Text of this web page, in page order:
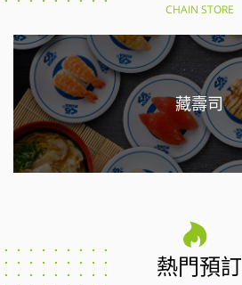
CHAIN STORE
藏壽司
熱門預訂